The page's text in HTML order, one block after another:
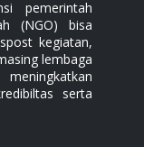
pemerintah
(NGO) bisa
kegiatan,
lembaga
serta